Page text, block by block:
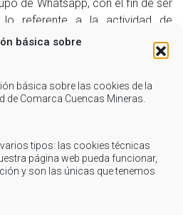
básica sobre
básica sobre las cookies de la
de Comarca Cuencas Mineras.
varios tipos: las cookies técnicas
página web pueda funcionar,
y son las únicas que tenemos
de Whatsapp, con el fin de ser
referente a la actividad de
relevante con el deporte de la
necesaria para poder llevar a
trámite que derive de ésta
fecha de nacimiento, …)
la Declaración Responsable
a cumplir las medidas de